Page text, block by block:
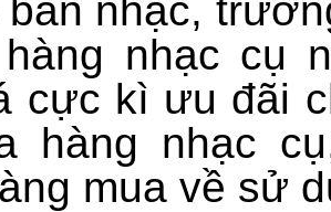
nhạc,
nhạc cụ
cực kì ưu đãi
hàng nhạc
mua về sử